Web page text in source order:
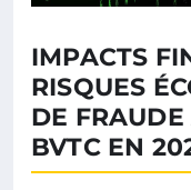
IMPACTS
RISQUES
DE
BVTC EN